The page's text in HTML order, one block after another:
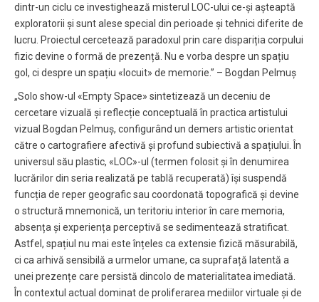
dintr-un ciclu ce investighează misterul LOC-ului ce-și așteaptă
exploratorii și sunt alese special din perioade și tehnici diferite de
lucru. Proiectul cercetează paradoxul prin care dispariția corpului
fizic devine o formă de prezență. Nu e vorba despre un spațiu
gol, ci despre un spațiu «locuit» de memorie.” – Bogdan Pelmuș
„Solo show-ul «Empty Space» sintetizează un deceniu de
cercetare vizuală și reflecție conceptuală în practica artistului
vizual Bogdan Pelmuș, configurând un demers artistic orientat
către o cartografiere afectivă și profund subiectivă a spațiului. În
universul său plastic, «LOC»-ul (termen folosit și în denumirea
lucrărilor din seria realizată pe tablă recuperată) își suspendă
funcția de reper geografic sau coordonată topografică și devine
o structură mnemonică, un teritoriu interior în care memoria,
absența și experiența perceptivă se sedimentează stratificat.
Astfel, spațiul nu mai este înțeles ca extensie fizică măsurabilă,
ci ca arhivă sensibilă a urmelor umane, ca suprafață latentă a
unei prezențe care persistă dincolo de materialitatea imediată.
În contextul actual dominat de proliferarea mediilor virtuale și de